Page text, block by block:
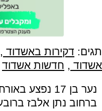
תגים: דקירות באשדוד ,
אשדוד , חדשות אשדוד
נער בן 17
ברחוב נתן אלבז